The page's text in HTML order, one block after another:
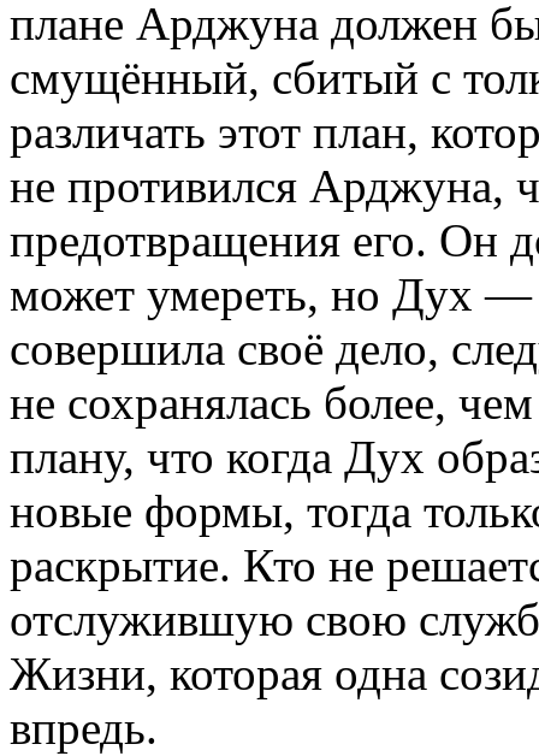
плане Арджуна должен
смущённый, сбитый с
различать этот план,
не противился Арджуна,
предотвращения его. Он
может умереть, но Дух —
совершила своё дело,
не сохранялась более,
плану, что когда Дух
новые формы, тогда
раскрытие. Кто не
отслужившую свою
Жизни, которая одна
впредь.